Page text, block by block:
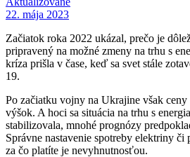
22. mája 2023
Začiatok roka 2022 ukázal, prečo je
pripravený na možné zmeny na trhu s
kríza prišla v čase, keď sa svet stále
19.
Po začiatku vojny na Ukrajine však
výšok. A hoci sa situácia na trhu s
stabilizovala, mnohé prognózy
Správne nastavenie spotreby elektriny
za čo platíte je nevyhnutnosťou.